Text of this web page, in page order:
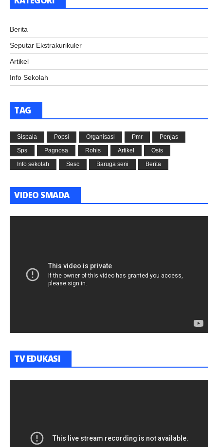
Berita
Seputar Ekstrakurikuler
Artikel
Info Sekolah
TAG
Sispala Popsi Organisasi Pmr
Penjas
Sps
Pagnosa Rohis Artikel
Osis
Info sekolah
Sesc Baruga seni Berita
VIDEO SMADA
TV EDUKASI